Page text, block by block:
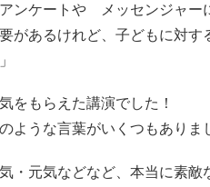
ンケートや メッセンジャ
があるけれど、子どもに対
もらえた講演でした！
うな言葉がいくつもありま
・元気などなど、本当に素